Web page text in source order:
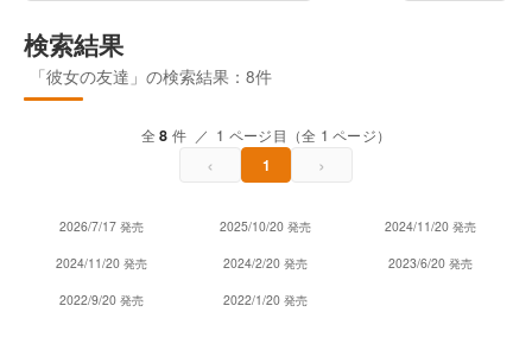
検索結果
「彼女の友達」の検索結果：8件
全8 件 ／ 1 ページ目（全 1 ページ）
‹ 1 ›
2026/7/17 発売 2025/10/20 発売 2024/11/20 発売
2024/11/20 発売 2024/2/20 発売 2023/6/20 発売
2022/9/20 発売 2022/1/20 発売